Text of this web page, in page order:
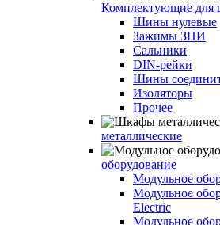
Комплектующие для
Шины нулевые
Зажимы ЗНИ
Сальники
DIN-рейки
Шины
Изоляторы
Прочее
металлические
оборудование
Модульное
Модульное
Electric
Модульное